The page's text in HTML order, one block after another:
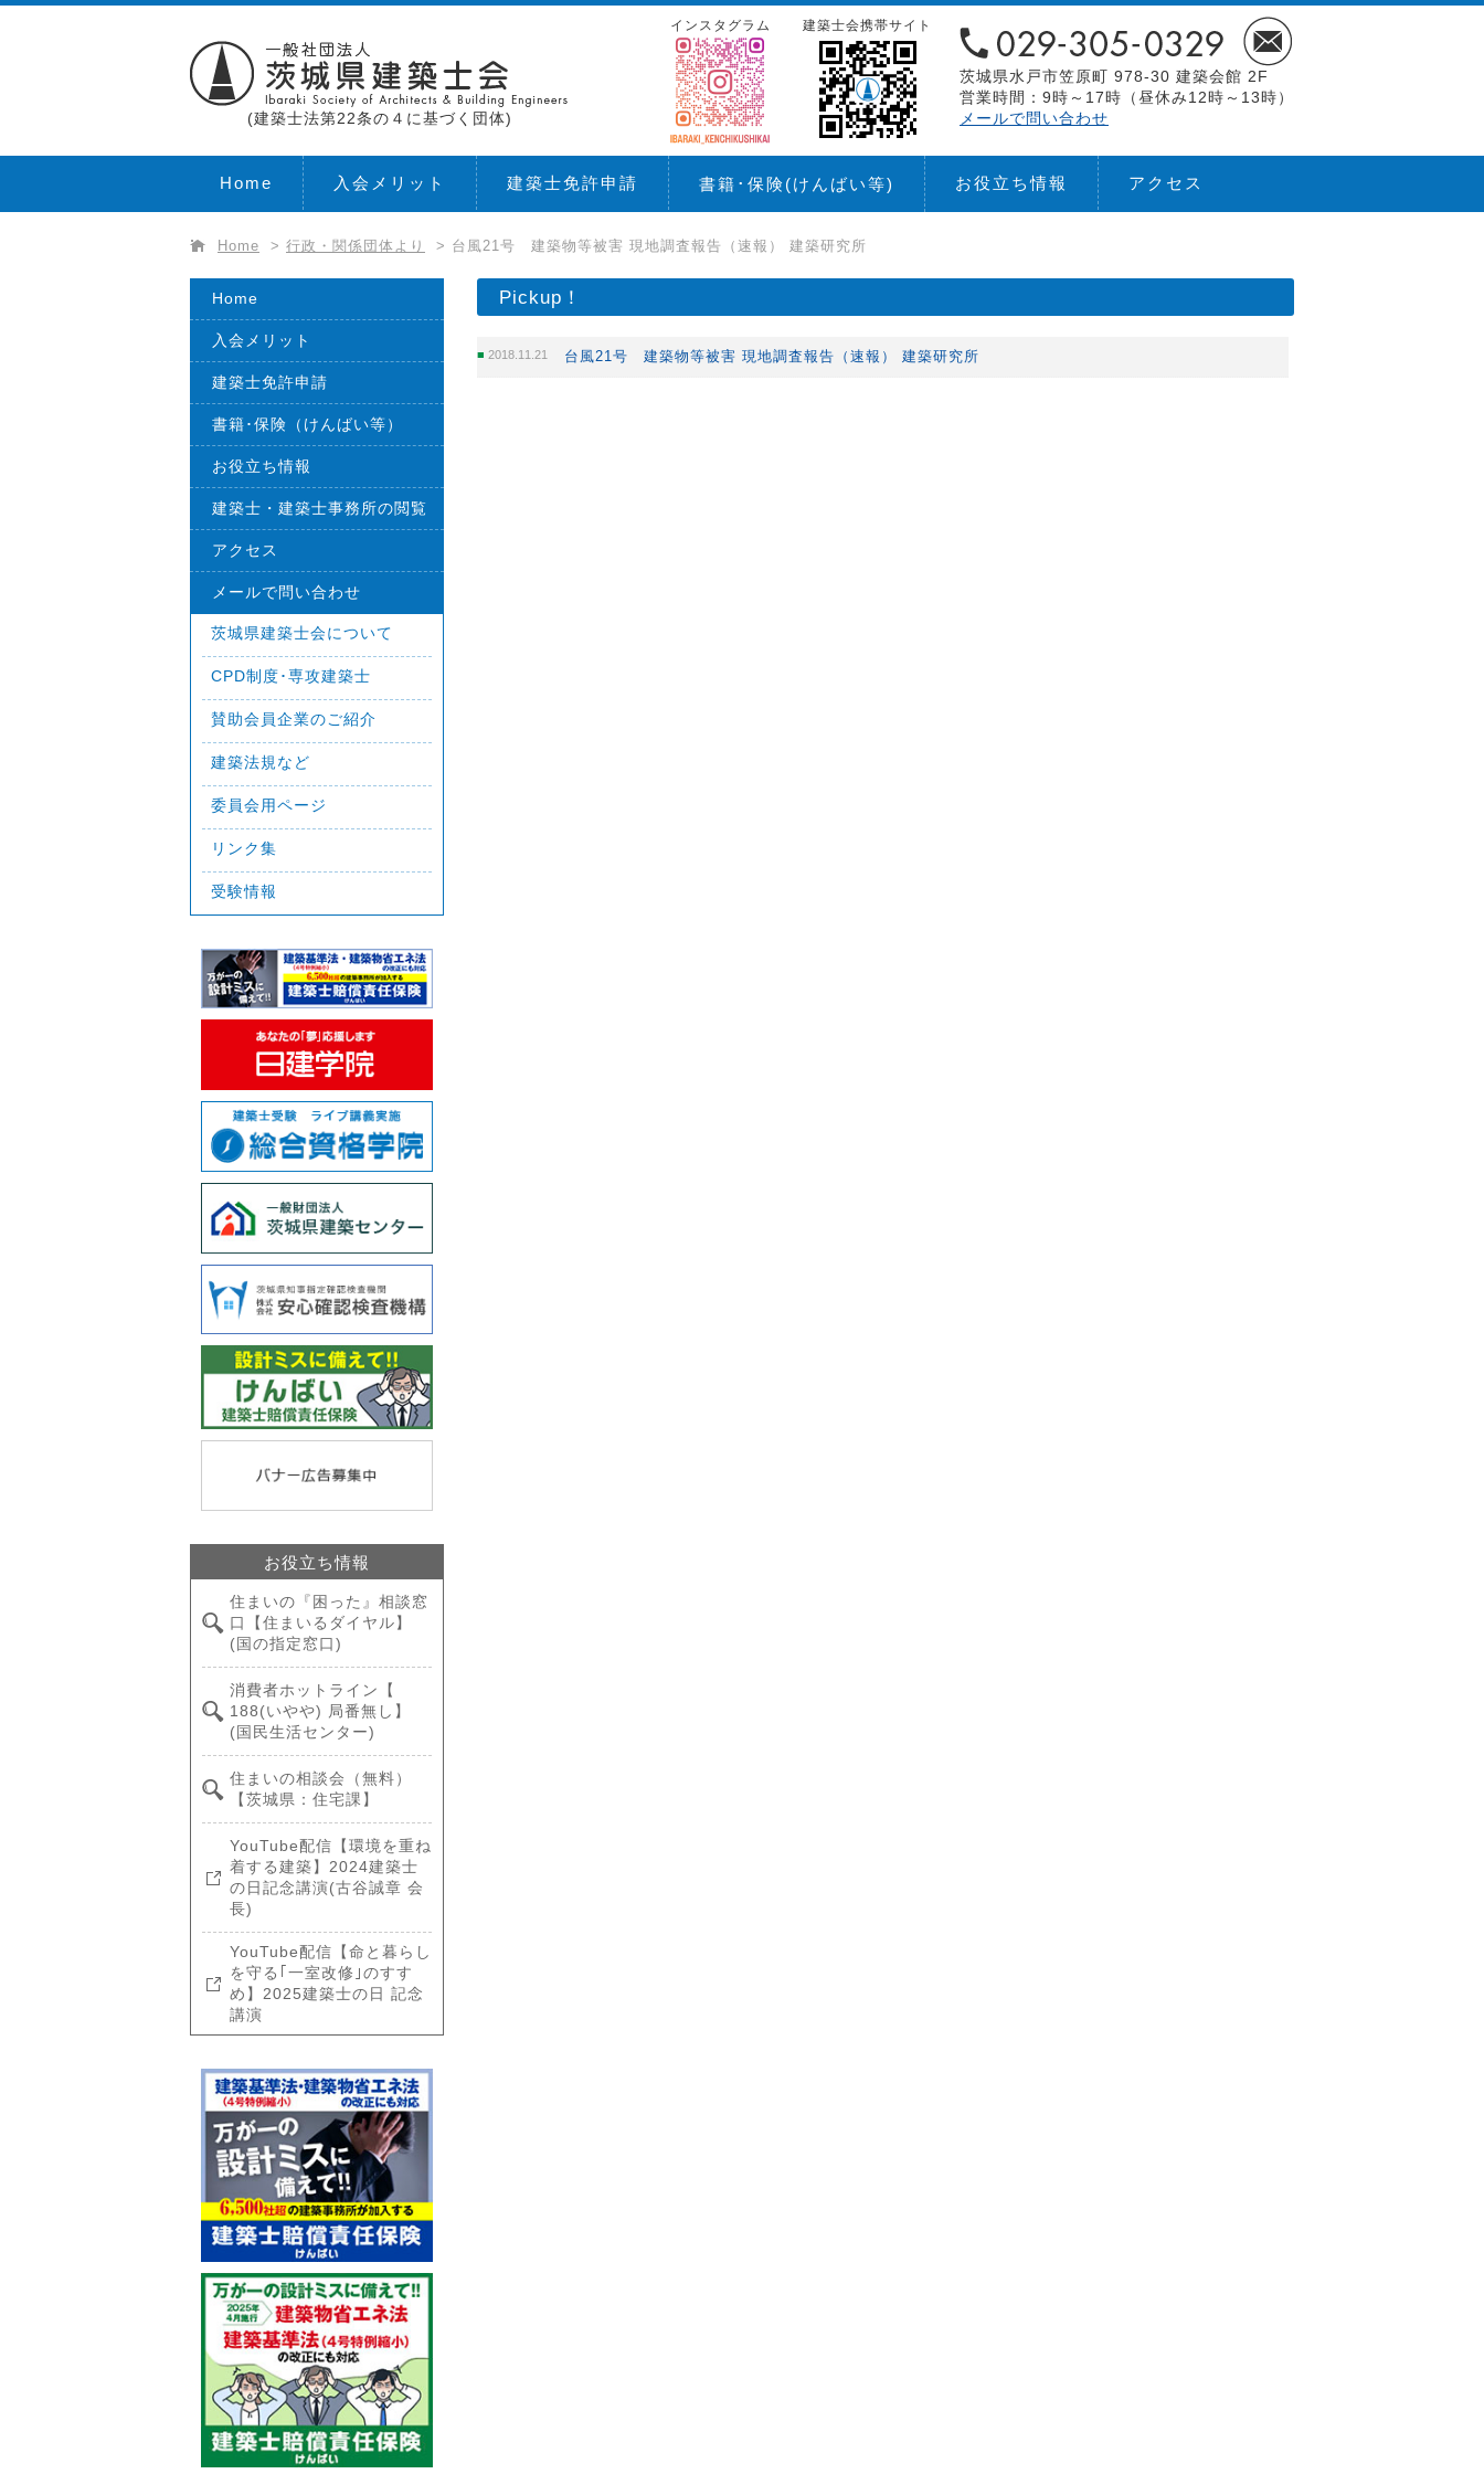
(建築士法第22条の４に基づく団体)
茨城県水戸市笠原町 978-30 建築会館 2F
営業時間：9時～17時（昼休み12時～13時）
メールで問い合わせ
建築士会携帯サイト
インスタグラム
Home 入会メリット 建築士免許申請 書籍･保険(けんばい等) お役立ち情報 アクセス
Home > 行政・関係団体より > 台風21号 建築物等被害 現地調査報告（速報） 建築研究所
Pickup！
2018.11.21 台風21号 建築物等被害 現地調査報告（速報） 建築研究所
Home
入会メリット
建築士免許申請
書籍･保険（けんばい等）
お役立ち情報
建築士・建築士事務所の閲覧
アクセス
メールで問い合わせ
茨城県建築士会について
CPD制度･専攻建築士
賛助会員企業のご紹介
建築法規など
委員会用ページ
リンク集
受験情報
お役立ち情報
住まいの『困った』相談窓
口【住まいるダイヤル】
(国の指定窓口)
消費者ホットライン【
188(いやや) 局番無し】
(国民生活センター)
住まいの相談会（無料）
【茨城県：住宅課】
YouTube配信【環境を重ね
着する建築】2024建築士
の日記念講演(古谷誠章 会
長)
YouTube配信【命と暮らし
を守る｢一室改修｣のすす
め】2025建築士の日 記念
講演